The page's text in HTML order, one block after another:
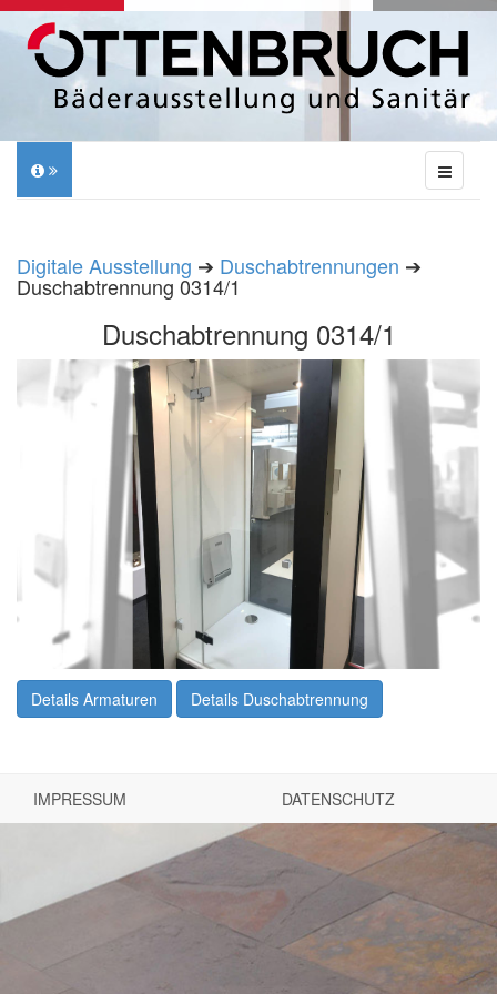
Digitale Ausstellung ➔ Duschabtrennungen ➔
Duschabtrennung 0314/1
Duschabtrennung 0314/1
Details Armaturen Details Duschabtrennung
IMPRESSUM DATENSCHUTZ